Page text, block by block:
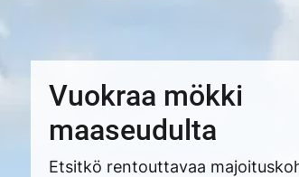
Vuokraa mökki
maaseudulta
Etsitkö rentouttavaa